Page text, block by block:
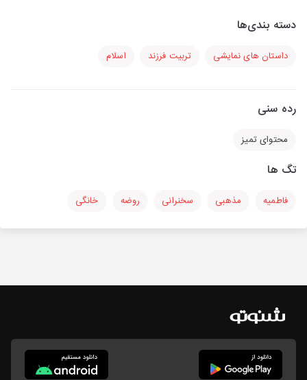
دسته بندی‌ها
داستان های نمایشی تربیت فرزند اسلام
رده سنی
محتوای تمیز
تگ ها
فاطمیه مذهبی سخنرانی روضه خانگی